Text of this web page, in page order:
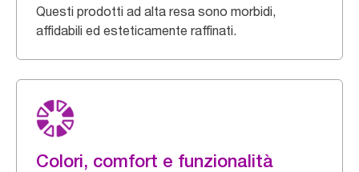
Questi prodotti ad alta resa sono morbidi,
affidabili ed esteticamente raffinati.
Colori, comfort e funzionalità